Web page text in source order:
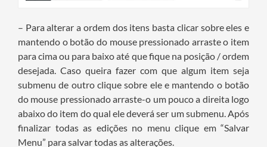
– Para alterar a ordem dos itens basta clicar sobre eles e
mantendo o botão do mouse pressionado arraste o item
para cima ou para baixo até que fique na posição / ordem
desejada. Caso queira fazer com que algum item seja
submenu de outro clique sobre ele e mantendo o botão
do mouse pressionado arraste-o um pouco a direita logo
abaixo do item do qual ele deverá ser um submenu. Após
finalizar todas as edições no menu clique em “Salvar
Menu” para salvar todas as alterações.